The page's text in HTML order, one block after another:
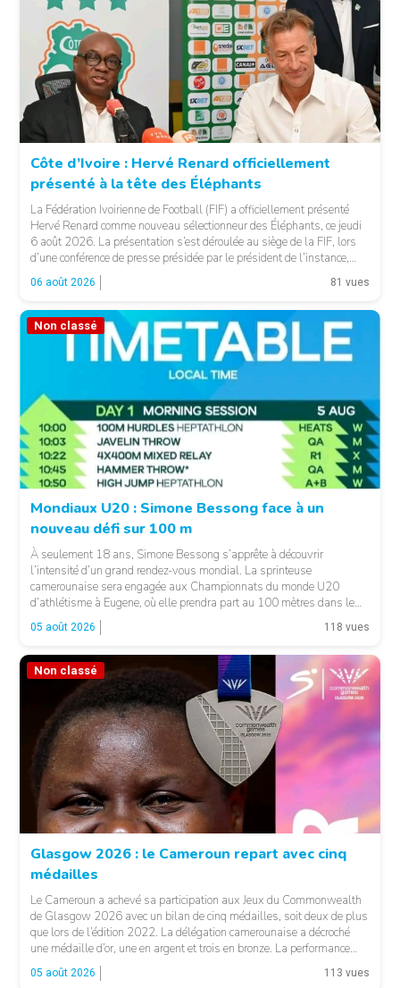
© FIF
Côte d’Ivoire : Hervé Renard officiellement
présenté à la tête des Éléphants
La Fédération Ivoirienne de Football (FIF) a officiellement présenté
Hervé Renard comme nouveau sélectionneur des Éléphants, ce jeudi
6 août 2026. La présentation s’est déroulée au siège de la FIF, lors
d’une conférence de presse présidée par le président de l’instance,
Yacine Idriss Diallo, en présence de plusieurs membres du Comité
exécutif. Cette nomination intervient […]
06 août 2026 81 vues
Non classé
Mondiaux U20 : Simone Bessong face à un
nouveau défi sur 100 m
À seulement 18 ans, Simone Bessong s’apprête à découvrir
l’intensité d’un grand rendez-vous mondial. La sprinteuse
camerounaise sera engagée aux Championnats du monde U20
d’athlétisme à Eugene, où elle prendra part au 100 mètres dans le
heat 7. Pour son entrée en lice, la jeune Camerounaise devra se
mesurer à une concurrence relevée. Une première […]
05 août 2026 118 vues
Non classé
Glasgow 2026 : le Cameroun repart avec cinq
médailles
Le Cameroun a achevé sa participation aux Jeux du Commonwealth
de Glasgow 2026 avec un bilan de cinq médailles, soit deux de plus
que lors de l’édition 2022. La délégation camerounaise a décroché
une médaille d’or, une en argent et trois en bronze. La performance
majeure est venue d’Emmanuel Eseme. Le sprinteur camerounais
s’est imposé […]
05 août 2026 113 vues